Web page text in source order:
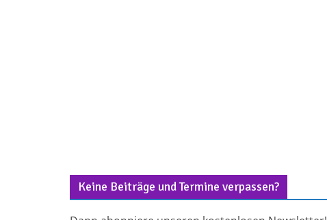
Keine Beiträge und Termine verpassen?